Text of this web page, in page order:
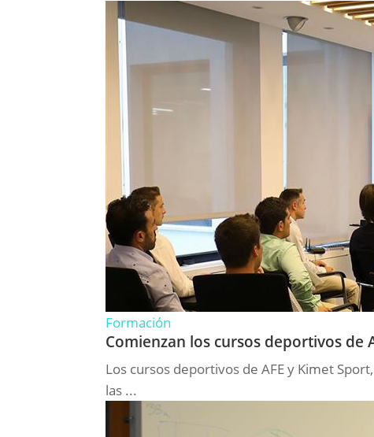
Formación
Comienzan los cursos deportivos de
Los cursos deportivos de AFE y Kimet
las ...